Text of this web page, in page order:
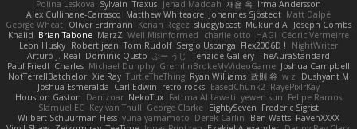
Polina Leskova Sylvain Traxus Jehad Maddah 재윤 옥 Irma Andersson
Alex Cullinane-Carrasco Matthew Whiteacre Johannes Sjöstedt Matt Dalpé
George Wheat Oliver Erdmann Kenan Regez sludgybeast Mukund A Joseph Combs
Khalid Brian Tabone MarzZ Well Misinformed charlie otto HAGI Cédric Vermeirre
Leon Husky Robert jean Tom Rudolf Sergio Uscanga Flex2006D !
NightWriter
Arturo J. Real Dominic Qusto ぶー うじ Tenzide Gallery TheAuraStandard
Paul Friedl Charles Michael Dunphy GremlinBrokeMyVideoGame Joshua Campbell
NotTerrellBatchelor Xie Ray TurtleTheThing Ryan Williams 政則 谷 w z
Dushyant M
Joshua Esmeralda Carl-Edwin retro rocks EasedChunk2 RayePixlrKay
Houston Gaston Danizoar NekoTux Fattma Al Lawati yewen sun Felipe Ramos
Slamuel EC Key van Thull George Clarke EightySeven Frederic Sigrist
Wilbert Schuurman Hess yuna yamamoto Derek Carlin Ben Watts RavenXXXX